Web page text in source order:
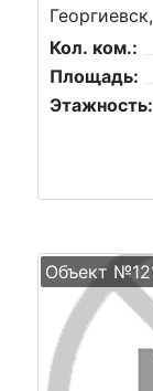
Кол. ком.:
Площадь:
Этажность:
Объект